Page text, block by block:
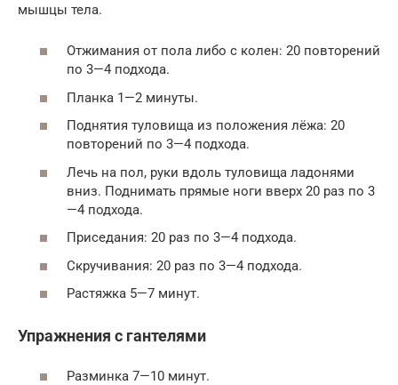
мышцы тела.
Отжимания от пола либо с колен: 20 повторений
по 3—4 подхода.
Планка 1—2 минуты.
Поднятия туловища из положения лёжа: 20
повторений по 3—4 подхода.
Лечь на пол, руки вдоль туловища ладонями
вниз. Поднимать прямые ноги вверх 20 раз по 3
—4 подхода.
Приседания: 20 раз по 3—4 подхода.
Скручивания: 20 раз по 3—4 подхода.
Растяжка 5—7 минут.
Упражнения с гантелями
Разминка 7—10 минут.